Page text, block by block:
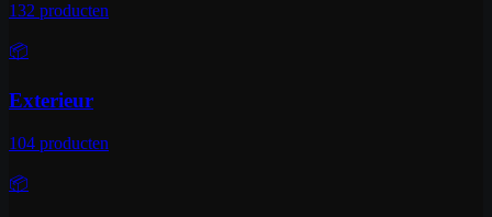
132 producten
📦
Exterieur
104 producten
📦